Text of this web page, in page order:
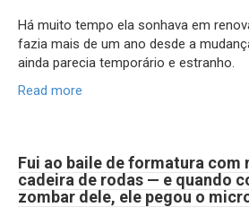
Há muito tempo ela sonhava em
fazia mais de um ano desde a
ainda parecia temporário e estranho.
Read more
Fui ao baile de formatura com
cadeira de rodas — e quando
zombar dele, ele pegou o